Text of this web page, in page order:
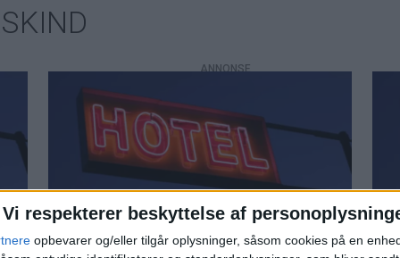
Vi respekterer beskyttelse af
opbevarer og/eller tilgår oplysninger, såsom cookies på en
Flere danskere vælger ferie i